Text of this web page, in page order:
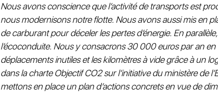
Nous avons conscience que l’activité de transports est
nous modernisons notre flotte. Nous avons aussi mis en
de carburant pour déceler les pertes d’énergie. En
l’écoconduite. Nous y consacrons 30 000 euros par an
déplacements inutiles et les kilomètres à vide grâce à un
dans la charte Objectif CO2 sur l’initiative du ministère de
mettons en place un plan d’actions concrets en vue de